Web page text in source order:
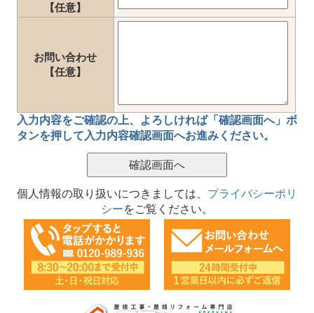
【任意】
お問い合わせ
【任意】
入力内容をご確認の上、
よろしければ「確認画面へ」ボ
タンを押して 入力内容確認画面へお進みください。
個人情報の取り扱いにつきましては、 プライバシーポリ
シーをご覧ください。